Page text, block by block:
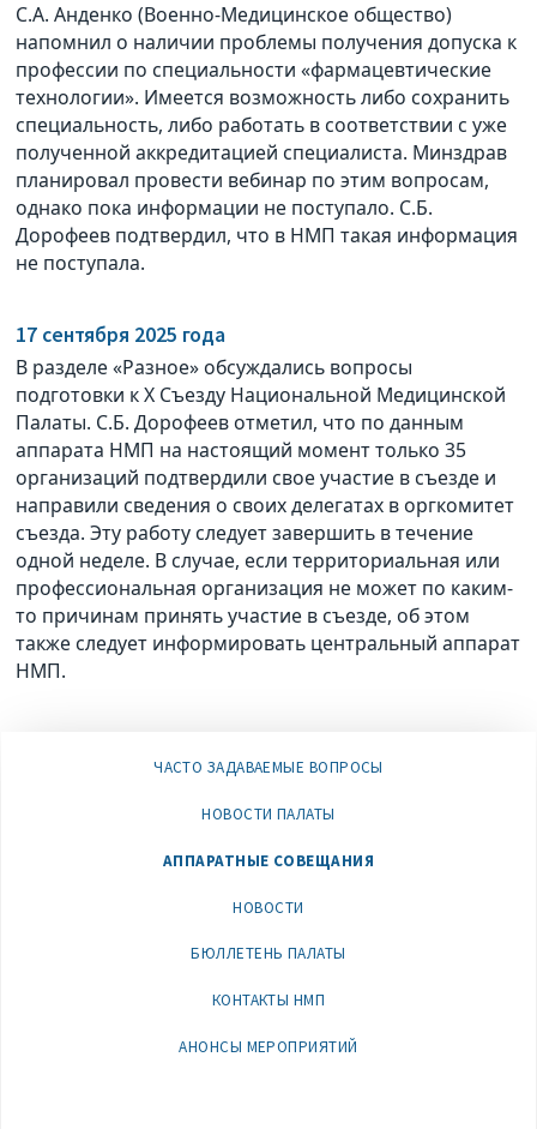
С.А. Анденко (Военно-Медицинское общество)
напомнил о наличии проблемы получения допуска к
профессии по специальности «фармацевтические
технологии». Имеется возможность либо сохранить
специальность, либо работать в соответствии с уже
полученной аккредитацией специалиста. Минздрав
планировал провести вебинар по этим вопросам,
однако пока информации не поступало. С.Б.
Дорофеев подтвердил, что в НМП такая информация
не поступала.
17 сентября 2025 года
В разделе «Разное» обсуждались вопросы
подготовки к Х Съезду Национальной Медицинской
Палаты. С.Б. Дорофеев отметил, что по данным
аппарата НМП на настоящий момент только 35
организаций подтвердили свое участие в съезде и
направили сведения о своих делегатах в оргкомитет
съезда. Эту работу следует завершить в течение
одной неделе. В случае, если территориальная или
профессиональная организация не может по каким-
то причинам принять участие в съезде, об этом
также следует информировать центральный аппарат
НМП.
ЧАСТО ЗАДАВАЕМЫЕ ВОПРОСЫ
НОВОСТИ ПАЛАТЫ
АППАРАТНЫЕ СОВЕЩАНИЯ
НОВОСТИ
БЮЛЛЕТЕНЬ ПАЛАТЫ
КОНТАКТЫ НМП
АНОНСЫ МЕРОПРИЯТИЙ